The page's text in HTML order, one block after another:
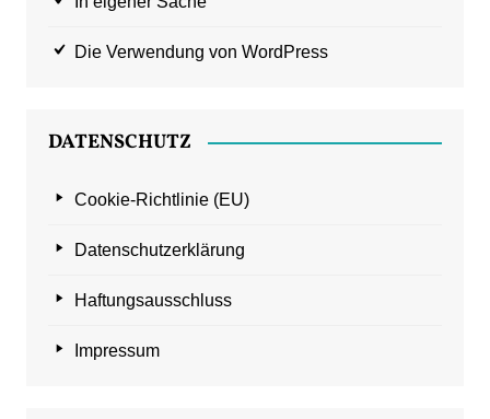
Die Verwendung von WordPress
DATENSCHUTZ
Cookie-Richtlinie (EU)
Datenschutzerklärung
Haftungsausschluss
Impressum